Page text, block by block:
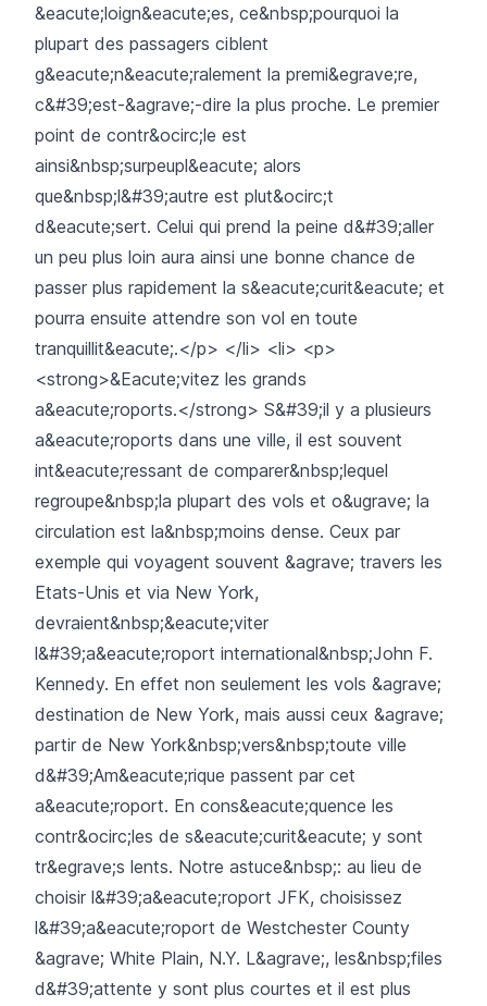
&eacute;loign&eacute;es, ce&nbsp;pourquoi la
plupart des passagers ciblent
g&eacute;n&eacute;ralement la premi&egrave;re,
c&#39;est-&agrave;-dire la plus proche. Le premier
point de contr&ocirc;le est
ainsi&nbsp;surpeupl&eacute; alors
que&nbsp;l&#39;autre est plut&ocirc;t
d&eacute;sert. Celui qui prend la peine d&#39;aller
un peu plus loin aura ainsi une bonne chance de
passer plus rapidement la s&eacute;curit&eacute; et
pourra ensuite attendre son vol en toute
tranquillit&eacute;.</p> </li> <li> <p>
<strong>&Eacute;vitez les grands
a&eacute;roports.</strong> S&#39;il y a plusieurs
a&eacute;roports dans une ville, il est souvent
int&eacute;ressant de comparer&nbsp;lequel
regroupe&nbsp;la plupart des vols et o&ugrave; la
circulation est la&nbsp;moins dense. Ceux par
exemple qui voyagent souvent &agrave; travers les
Etats-Unis et via New York,
devraient&nbsp;&eacute;viter
l&#39;a&eacute;roport international&nbsp;John F.
Kennedy. En effet non seulement les vols &agrave;
destination de New York, mais aussi ceux &agrave;
partir de New York&nbsp;vers&nbsp;toute ville
d&#39;Am&eacute;rique passent par cet
a&eacute;roport. En cons&eacute;quence les
contr&ocirc;les de s&eacute;curit&eacute; y sont
tr&egrave;s lents. Notre astuce&nbsp;: au lieu de
choisir l&#39;a&eacute;roport JFK, choisissez
l&#39;a&eacute;roport de Westchester County
&agrave; White Plain, N.Y. L&agrave;, les&nbsp;files
d&#39;attente y sont plus courtes et il est plus